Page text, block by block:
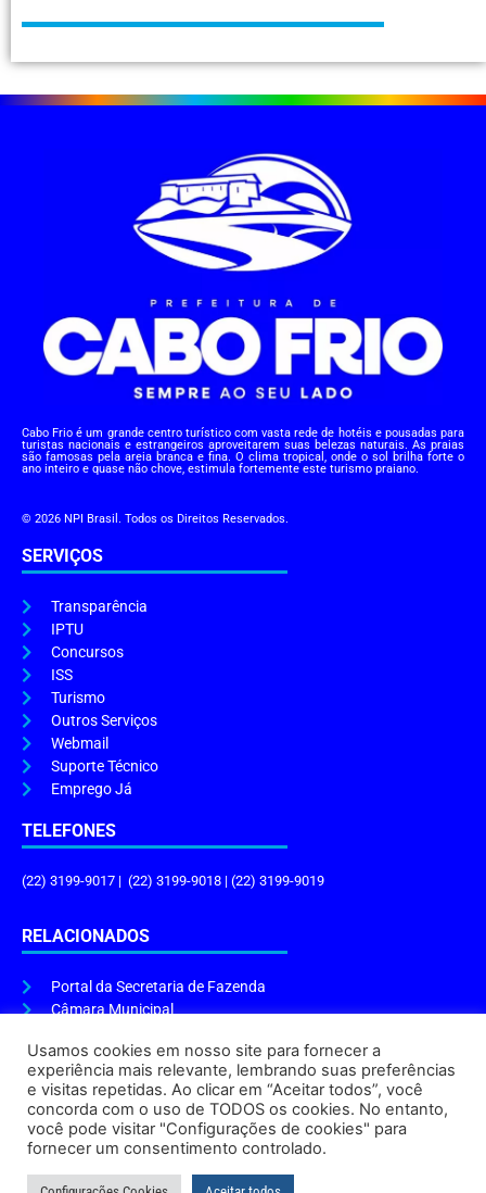
Cabo Frio é um grande centro turístico com vasta rede de hotéis e pousadas para
turistas nacionais e estrangeiros aproveitarem suas belezas naturais. As praias
são famosas pela areia branca e fina. O clima tropical, onde o sol brilha forte o
ano inteiro e quase não chove, estimula fortemente este turismo praiano.
© 2026 NPI Brasil. Todos os Direitos Reservados.
SERVIÇOS
Transparência
IPTU
Concursos
ISS
Turismo
Outros Serviços
Webmail
Suporte Técnico
Emprego Já
TELEFONES
(22) 3199-9017 | (22) 3199-9018 | (22) 3199-9019
RELACIONADOS
Portal da Secretaria de Fazenda
Câmara Municipal
ENDEREÇO E HORÁRIO
Endereço:Praça Tiradentes, s/n – Centro, Cabo Frio – RJ, 28906-290
Atendimento do Protocolo Geral da Prefeitura:9h às 16h
Horário de Funcionamento:
8h às 17h
Usamos cookies em nosso site para fornecer a
experiência mais relevante, lembrando suas preferências
e visitas repetidas. Ao clicar em “Aceitar todos”, você
concorda com o uso de TODOS os cookies. No entanto,
você pode visitar "Configurações de cookies" para
fornecer um consentimento controlado.